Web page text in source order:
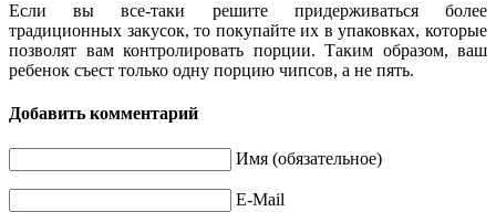
Если вы все-таки решите придерживаться более
традиционных закусок, то покупайте их в упаковках, которые
позволят вам контролировать порции. Таким образом, ваш
ребенок съест только одну порцию чипсов, а не пять.
Добавить комментарий
Имя (обязательное)
E-Mail